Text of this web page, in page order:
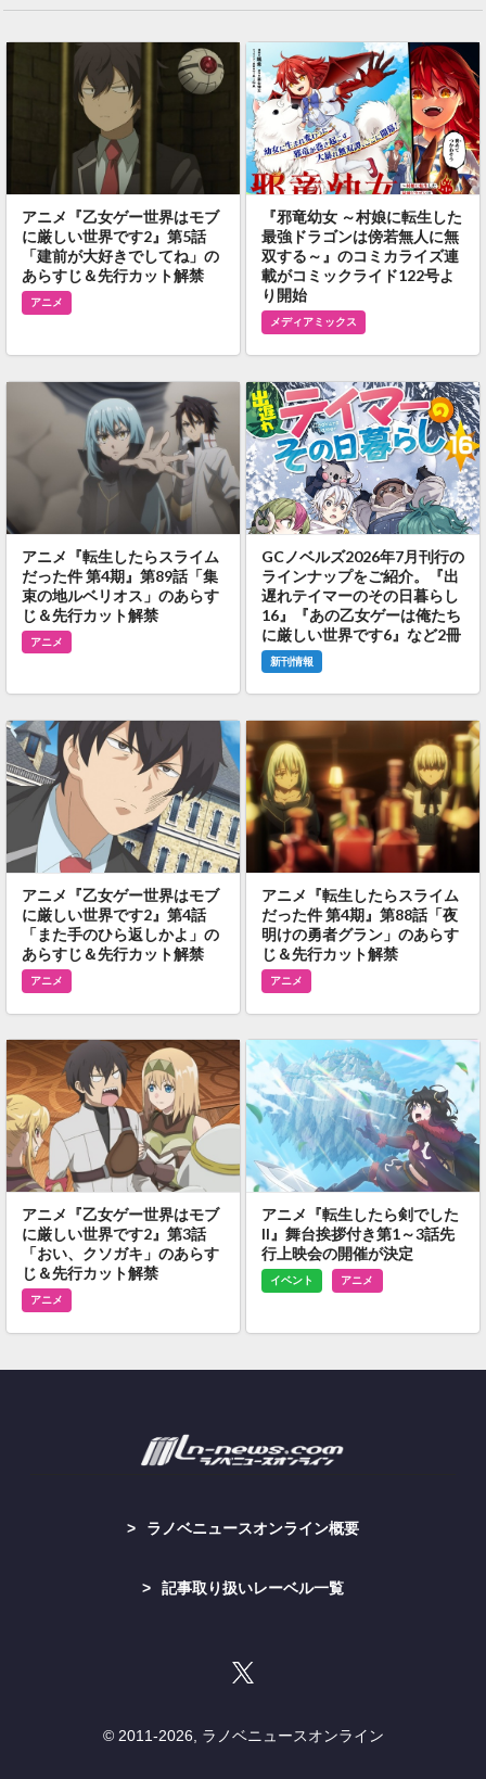
アニメ『乙女ゲー世界はモブ
に厳しい世界です2』第5話
「建前が大好きでしてね」の
あらすじ＆先行カット解禁
アニメ
『邪竜幼女 ～村娘に転生した
最強ドラゴンは傍若無人に無
双する～』のコミカライズ連
載がコミックライド122号よ
り開始
メディアミックス
アニメ『転生したらスライム
だった件 第4期』第89話「集
束の地ルベリオス」のあらす
じ＆先行カット解禁
アニメ
GCノベルズ2026年7月刊行の
ラインナップをご紹介。『出
遅れテイマーのその日暮らし
16』『あの乙女ゲーは俺たち
に厳しい世界です6』など2冊
新刊情報
アニメ『乙女ゲー世界はモブ
に厳しい世界です2』第4話
「また手のひら返しかよ」の
あらすじ＆先行カット解禁
アニメ
アニメ『転生したらスライム
だった件 第4期』第88話「夜
明けの勇者グラン」のあらす
じ＆先行カット解禁
アニメ
アニメ『乙女ゲー世界はモブ
に厳しい世界です2』第3話
「おい、クソガキ」のあらす
じ＆先行カット解禁
アニメ
アニメ『転生したら剣でした
II』舞台挨拶付き第1～3話先
行上映会の開催が決定
イベント アニメ
ラノベニュースオンライン概要
記事取り扱いレーベル一覧
© 2011-2026, ラノベニュースオンライン